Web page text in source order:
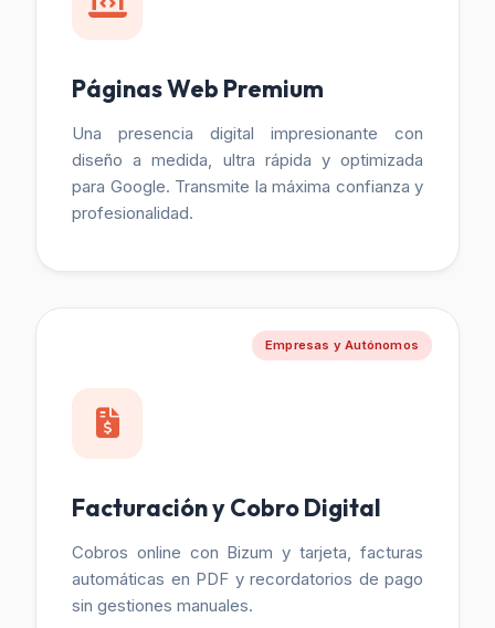
Páginas Web Premium
Una presencia digital impresionante con
diseño a medida, ultra rápida y optimizada
para Google. Transmite la máxima confianza y
profesionalidad.
Empresas y Autónomos
Facturación y Cobro Digital
Cobros online con Bizum y tarjeta, facturas
automáticas en PDF y recordatorios de pago
sin gestiones manuales.